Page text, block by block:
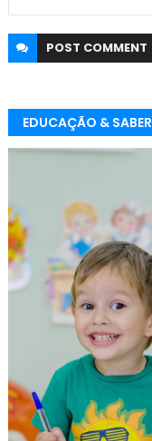
POST COMMENT
EDUCAÇÃO & SABER